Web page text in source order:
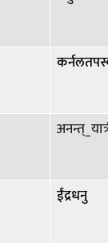
ईंद्रधनु